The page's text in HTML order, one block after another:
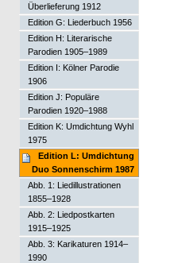
Überlieferung 1912
Edition G: Liederbuch 1956
Edition H: Literarische
Parodien 1905–1989
Edition I: Kölner Parodie
1906
Edition J: Populäre
Parodien 1920–1988
Edition K: Umdichtung Wyhl
1975
Edition L: Umdichtung
Duo Sonnenschirm 1987
Abb. 1: Liedillustrationen
1855–1928
Abb. 2: Liedpostkarten
1915–1925
Abb. 3: Karikaturen 1914–
1990